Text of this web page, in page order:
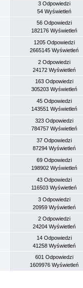
3 Odpowiedzi
54 Wyświetleń
56 Odpowiedzi
182176 Wyświetleń
1205 Odpowiedzi
2665145 Wyświetleń
2 Odpowiedzi
24172 Wyświetleń
163 Odpowiedzi
305203 Wyświetleń
45 Odpowiedzi
143551 Wyświetleń
323 Odpowiedzi
784757 Wyświetleń
37 Odpowiedzi
87294 Wyświetleń
69 Odpowiedzi
198902 Wyświetleń
43 Odpowiedzi
116503 Wyświetleń
3 Odpowiedzi
20959 Wyświetleń
2 Odpowiedzi
24204 Wyświetleń
14 Odpowiedzi
41258 Wyświetleń
601 Odpowiedzi
1609976 Wyświetleń